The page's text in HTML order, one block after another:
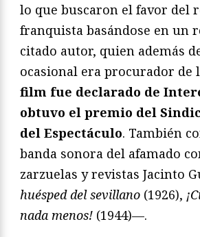
lo que buscaron el favor del
franquista basándose en un
citado autor, quien además
ocasional era procurador de
film fue declarado de
obtuvo el premio del
del Espectáculo. También
banda sonora del afamado
zarzuelas y revistas Jacinto
huésped del sevillano (1926),
nada menos! (1944)—.